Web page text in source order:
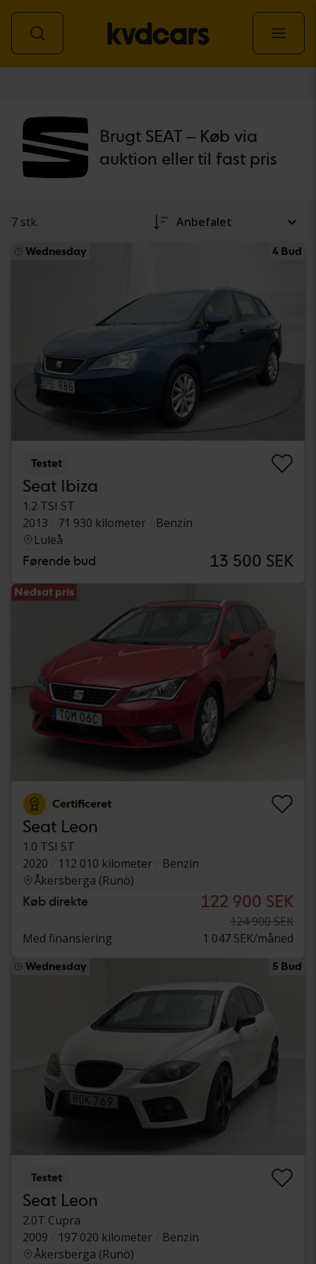
Brugt SEAT – Køb via
auktion eller til fast pris
7 stk. Anbefalet
Wednesday 4 Bud
Testet
Seat Ibiza
1.2 TSI ST
2013
71 930 kilometer
Benzin
Luleå
Førende bud 13 500 SEK
Nedsat pris
Certificeret
Seat Leon
1.0 TSI ST
2020
112 010 kilometer
Benzin
Åkersberga (Runö)
Køb direkte 122 900 SEK
124 900 SEK
Med finansiering
1 047 SEK/måned
Wednesday 5 Bud
Testet
Seat Leon
2.0T Cupra
2009
197 020 kilometer
Benzin
Åkersberga (Runö)